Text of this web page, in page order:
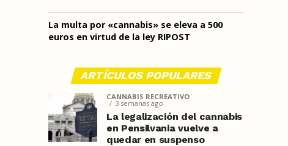
La multa por «cannabis» se eleva a 500
euros en virtud de la ley RIPOST
ARTÍCULOS POPULARES
CANNABIS RECREATIVO
3 semanas ago
La legalización del cannabis
en Pensilvania vuelve a
quedar en suspenso